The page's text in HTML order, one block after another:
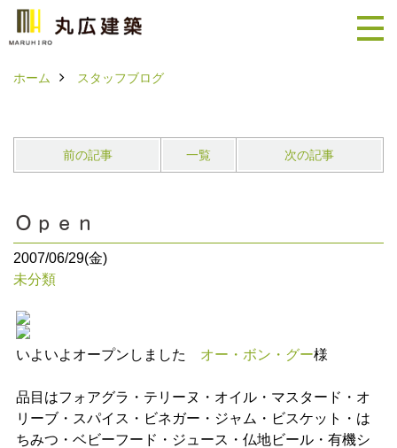
ホーム スタッフブログ
前の記事 一覧 次の記事
Ｏｐｅｎ
2007/06/29(金)
未分類
いよいよオープンしました オー・ボン・グー様
品目はフォアグラ・テリーヌ・オイル・マスタード・オ
リーブ・スパイス・ビネガー・ジャム・ビスケット・は
ちみつ・ベビーフード・ジュース・仏地ビール・有機シ